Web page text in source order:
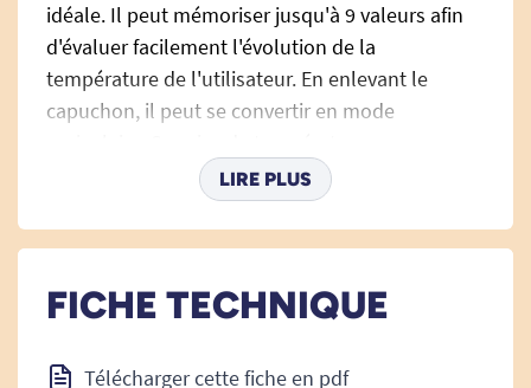
idéale. Il peut mémoriser jusqu'à 9 valeurs afin
d'évaluer facilement l'évolution de la
température de l'utilisateur. En enlevant le
capuchon, il peut se convertir en mode
contact en quelques secondes est idéale pour
les enfants. Il s'éteint automatiquement après 30
secondes. Il se transporte facilement grâce à sa
Son code couleur permet un affichage intuitif de
LIRE PLUS
FICHE TECHNIQUE
Télécharger cette fiche en pdf